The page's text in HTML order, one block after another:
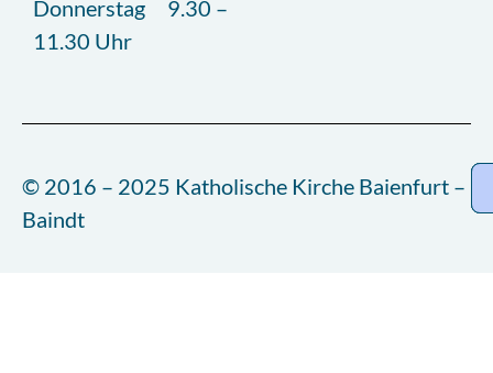
Donnerstag 9.30 –
11.30 Uhr
© 2016 – 2025 Katholische Kirche Baienfurt –
Baindt